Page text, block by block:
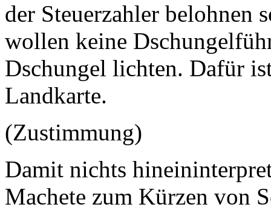
der Steuerzahler belohnen
wollen keine
Dschungel lichten. Dafür
Landkarte.
(Zustimmung)
Damit nichts
Machete zum Kürzen von